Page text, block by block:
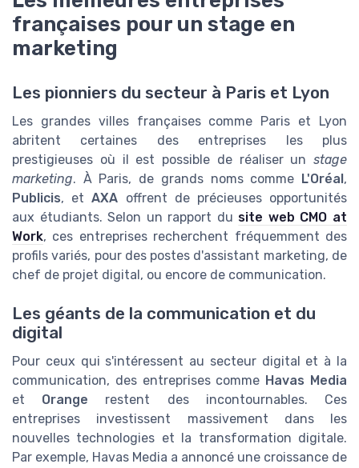
françaises pour un stage en
marketing
Les pionniers du secteur à Paris et Lyon
Les grandes villes françaises comme Paris et Lyon
abritent certaines des entreprises les plus
prestigieuses où il est possible de réaliser un stage
marketing. À Paris, de grands noms comme L'Oréal,
Publicis, etAXA offrent de précieuses opportunités
aux étudiants. Selon un rapport du site web CMO at
Work, ces entreprises recherchent fréquemment des
profils variés, pour des postes d'assistant marketing, de
chef de projet digital, ou encore de communication.
Les géants de la communication et du
digital
Pour ceux qui s'intéressent au secteur digital et à la
communication, des entreprises comme Havas Media
et Orange restent des incontournables. Ces
entreprises investissent massivement dans les
nouvelles technologies et la transformation digitale.
Par exemple, Havas Media a annoncé une croissance de